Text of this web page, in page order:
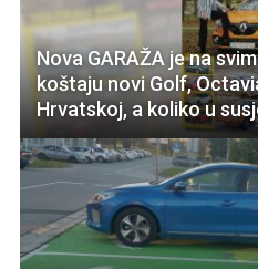
Nova GARAŽA je na
koštaju novi Golf,
Hrvatskoj, a koliko u